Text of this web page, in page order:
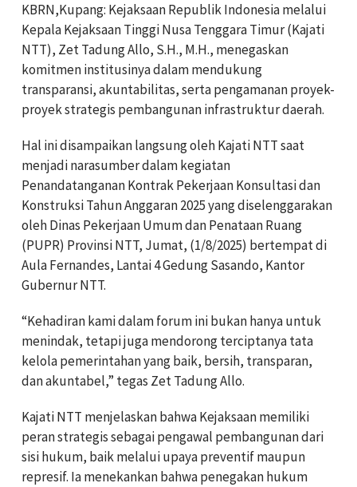
KBRN,Kupang: Kejaksaan Republik Indonesia melalui
Kepala Kejaksaan Tinggi Nusa Tenggara Timur (Kajati
NTT), Zet Tadung Allo, S.H., M.H., menegaskan
komitmen institusinya dalam mendukung
transparansi, akuntabilitas, serta pengamanan proyek-
proyek strategis pembangunan infrastruktur daerah.
Hal ini disampaikan langsung oleh Kajati NTT saat
menjadi narasumber dalam kegiatan
Penandatanganan Kontrak Pekerjaan Konsultasi dan
Konstruksi Tahun Anggaran 2025 yang diselenggarakan
oleh Dinas Pekerjaan Umum dan Penataan Ruang
(PUPR) Provinsi NTT, Jumat, (1/8/2025) bertempat di
Aula Fernandes, Lantai 4 Gedung Sasando, Kantor
Gubernur NTT.
“Kehadiran kami dalam forum ini bukan hanya untuk
menindak, tetapi juga mendorong terciptanya tata
kelola pemerintahan yang baik, bersih, transparan,
dan akuntabel,” tegas Zet Tadung Allo.
Kajati NTT menjelaskan bahwa Kejaksaan memiliki
peran strategis sebagai pengawal pembangunan dari
sisi hukum, baik melalui upaya preventif maupun
represif. Ia menekankan bahwa penegakan hukum